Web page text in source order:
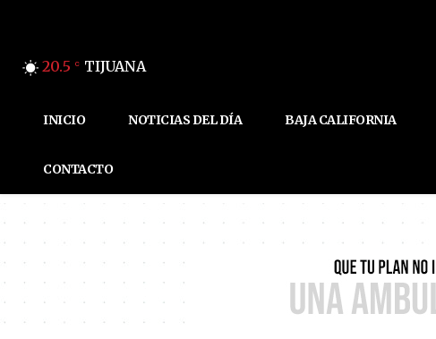
20.5 C TIJUANA
INICIO NOTICIAS DEL DÍA BAJA CALIFORNIA
CONTACTO